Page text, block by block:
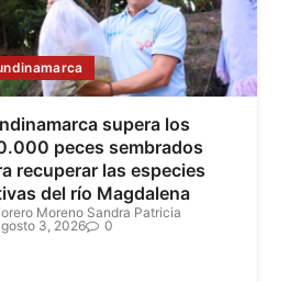
supera los
peces sembrados
recuperar las especies
del río Magdalena
Moreno Sandra Patricia
3, 2026
0